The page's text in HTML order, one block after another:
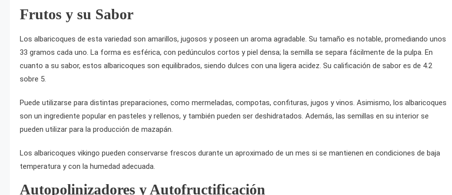
Frutos y su Sabor
Los albaricoques de esta variedad son amarillos, jugosos y poseen un aroma agradable. Su tamaño es notable, promediando unos
33 gramos cada uno. La forma es esférica, con pedúnculos cortos y piel densa; la semilla se separa fácilmente de la pulpa. En
cuanto a su sabor, estos albaricoques son equilibrados, siendo dulces con una ligera acidez. Su calificación de sabor es de 4.2
sobre 5.
Puede utilizarse para distintas preparaciones, como mermeladas, compotas, confituras, jugos y vinos. Asimismo, los albaricoques
son un ingrediente popular en pasteles y rellenos, y también pueden ser deshidratados. Además, las semillas en su interior se
pueden utilizar para la producción de mazapán.
Los albaricoques vikingo pueden conservarse frescos durante un aproximado de un mes si se mantienen en condiciones de baja
temperatura y con la humedad adecuada.
Autopolinizadores y Autofructificación